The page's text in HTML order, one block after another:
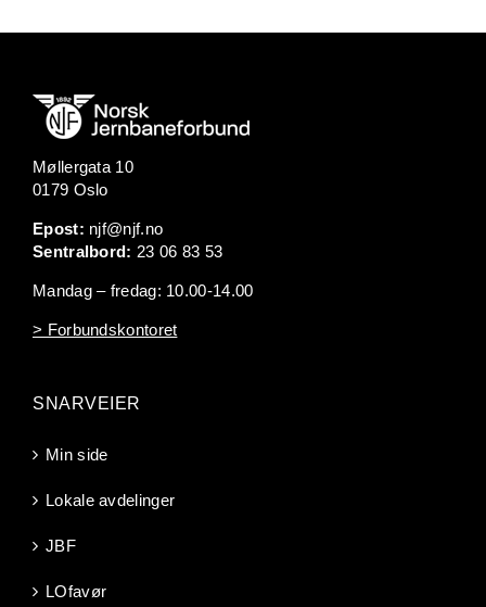
Møllergata 10
0179 Oslo
Epost: njf@njf.no
Sentralbord: 23 06 83 53
Mandag – fredag: 10.00-14.00
> Forbundskontoret
SNARVEIER
Min side
Lokale avdelinger
JBF
LOfavør